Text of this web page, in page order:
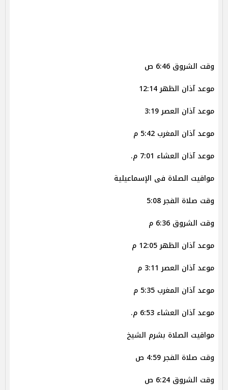
وقت الشروق 6:46 ص
موعد آذان الظهر 12:14
موعد آذان العصر 3:19
موعد آذان المغرب 5:42 م
موعد آذان العشاء 7:01 م.
مواقيت الصلاة فى الإسماعيلية
وقت صلاة الفجر 5:08
وقت الشروق 6:36 م
موعد آذان الظهر 12:05 م
موعد آذان العصر 3:11 م
موعد آذان المغرب 5:35 م
موعد آذان العشاء 6:53 م.
مواقيت الصلاة بشرم الشيخ
وقت صلاة الفجر 4:59 ص
وقت الشروق 6:24 ص